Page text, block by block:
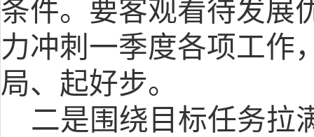
条件。要客观看待发展
力冲刺一季度各项工作
局、起好步。
二是围绕目标任务拉